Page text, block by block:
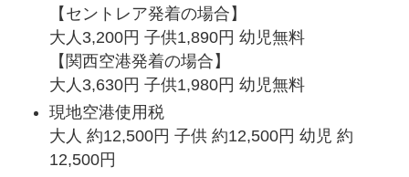
【セントレア発着の場合】
大人3,200円 子供1,890円 幼児無料
【関西空港発着の場合】
大人3,630円 子供1,980円 幼児無料
現地空港使用税
大人 約12,500円 子供 約12,500円 幼児 約
12,500円